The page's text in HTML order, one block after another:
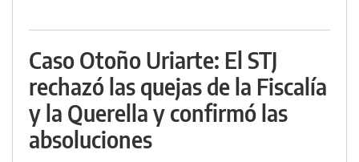
Caso Otoño Uriarte: El STJ
rechazó las quejas de la Fiscalía
y la Querella y confirmó las
absoluciones